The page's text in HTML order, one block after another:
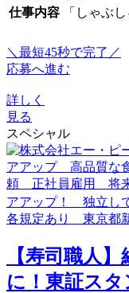
仕事内容
「しゃぶ
＼最短45秒で完了／
応募へ進む
詳しく
見る
スペシャル
【寿司職人
に！東証ス